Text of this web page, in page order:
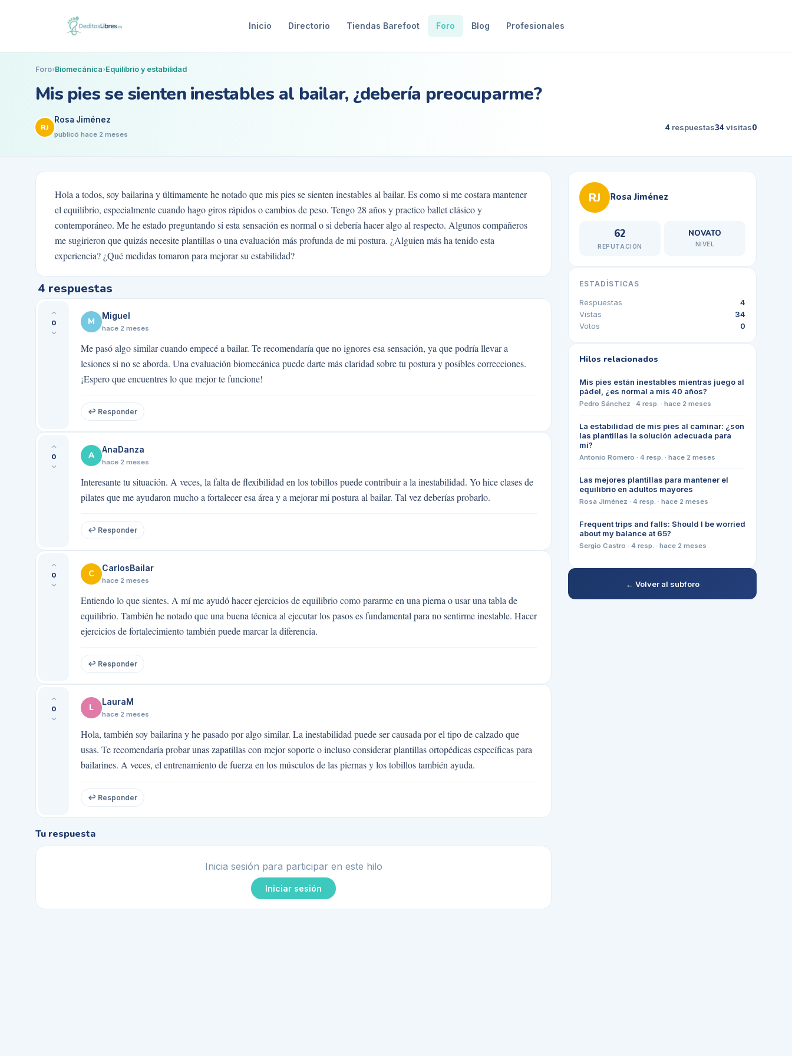
Inicio Directorio Tiendas Barefoot Foro Blog Profesionales
Foro›Biomecánica›Equilibrio y estabilidad
Mis pies se sienten inestables al bailar, ¿debería preocuparme?
RJ
Rosa Jiménez
publicó hace 2 meses
4 respuestas34visitas0
Hola a todos, soy bailarina y últimamente he notado que mis pies se sienten inestables al bailar. Es como si me costara mantener
el equilibrio, especialmente cuando hago giros rápidos o cambios de peso. Tengo 28 años y practico ballet clásico y
contemporáneo. Me he estado preguntando si esta sensación es normal o si debería hacer algo al respecto. Algunos compañeros
me sugirieron que quizás necesite plantillas o una evaluación más profunda de mi postura. ¿Alguien más ha tenido esta
experiencia? ¿Qué medidas tomaron para mejorar su estabilidad?
4 respuestas
0 M
Miguel
hace 2 meses
Me pasó algo similar cuando empecé a bailar. Te recomendaría que no ignores esa sensación, ya que podría llevar a
lesiones si no se aborda. Una evaluación biomecánica puede darte más claridad sobre tu postura y posibles correcciones.
¡Espero que encuentres lo que mejor te funcione!
↩ Responder
0 A
AnaDanza
hace 2 meses
Interesante tu situación. A veces, la falta de flexibilidad en los tobillos puede contribuir a la inestabilidad. Yo hice clases de
pilates que me ayudaron mucho a fortalecer esa área y a mejorar mi postura al bailar. Tal vez deberías probarlo.
↩ Responder
0 C
CarlosBailar
hace 2 meses
Entiendo lo que sientes. A mí me ayudó hacer ejercicios de equilibrio como pararme en una pierna o usar una tabla de
equilibrio. También he notado que una buena técnica al ejecutar los pasos es fundamental para no sentirme inestable. Hacer
ejercicios de fortalecimiento también puede marcar la diferencia.
↩ Responder
0 L
LauraM
hace 2 meses
Hola, también soy bailarina y he pasado por algo similar. La inestabilidad puede ser causada por el tipo de calzado que
usas. Te recomendaría probar unas zapatillas con mejor soporte o incluso considerar plantillas ortopédicas específicas para
bailarines. A veces, el entrenamiento de fuerza en los músculos de las piernas y los tobillos también ayuda.
↩ Responder
Tu respuesta
Inicia sesión para participar en este hilo
Iniciar sesión
RJ Rosa Jiménez
62
REPUTACIÓN
NOVATO
NIVEL
ESTADÍSTICAS
Respuestas
4
Vistas
34
Votos
0
Hilos relacionados
Mis pies están inestables mientras juego al
pádel, ¿es normal a mis 40 años?
Pedro Sánchez · 4 resp. · hace 2 meses
La estabilidad de mis pies al caminar: ¿son
las plantillas la solución adecuada para
mí?
Antonio Romero · 4 resp. · hace 2 meses
Las mejores plantillas para mantener el
equilibrio en adultos mayores
Rosa Jiménez · 4 resp. · hace 2 meses
Frequent trips and falls: Should I be worried
about my balance at 65?
Sergio Castro · 4 resp. · hace 2 meses
← Volver al subforo